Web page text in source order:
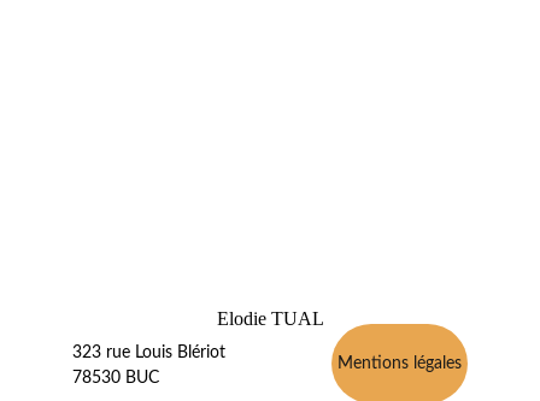
Elodie TUAL
323 rue Louis Blériot
78530 BUC
Mentions légales